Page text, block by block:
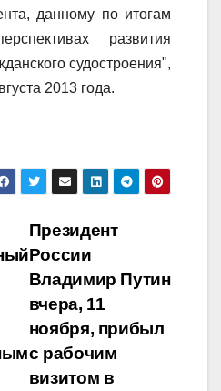
данному по итогам
развития
судостроения",
2013 года.
Президент
России
Владимир Путин
вчера, 11
ноября, прибыл
с рабочим
визитом в